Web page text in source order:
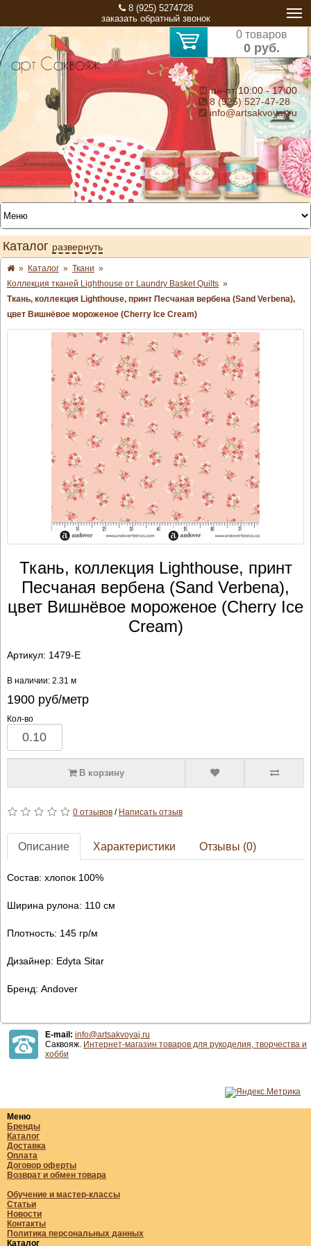
8 (925) 5274728
заказать обратный звонок
0 товаров
0 руб.
⏰ пн-пт 10:00 - 17:00
8 (925) 527-47-28
info@artsakvoyaj.ru
Каталог развернуть
» Каталог » Ткани »
Коллекция тканей Lighthouse от Laundry Basket Quilts »
Ткань, коллекция Lighthouse, принт Песчаная вербена (Sand Verbena),
цвет Вишнёвое мороженое (Cherry Ice Cream)
Ткань, коллекция Lighthouse, принт
Песчаная вербена (Sand Verbena),
цвет Вишнёвое мороженое (Cherry Ice
Cream)
Артикул: 1479-E
В наличии: 2.31 м
1900руб/метр
Кол-во
В корзину
0 отзывов/ Написать отзыв
Описание Характеристики Отзывы (0)
Состав: хлопок 100%
Ширина рулона: 110 см
Плотность: 145 гр/м
Дизайнер: Edyta Sitar
Бренд: Andover
E-mail: info@artsakvoyaj.ru
Саквояж. Интернет-магазин товаров для рукоделия, творчества и
хобби
Меню
Бренды
Каталог
Доставка
Оплата
Договор оферты
Возврат и обмен товара
Обучение и мастер-классы
Статьи
Новости
Контакты
Политика персональных данных
Каталог